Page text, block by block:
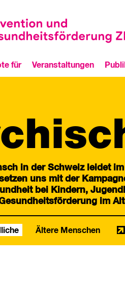
für Veranstaltungen
in der Schweiz leidet
uns mit der
bei Kindern,
im
Ältere Menschen